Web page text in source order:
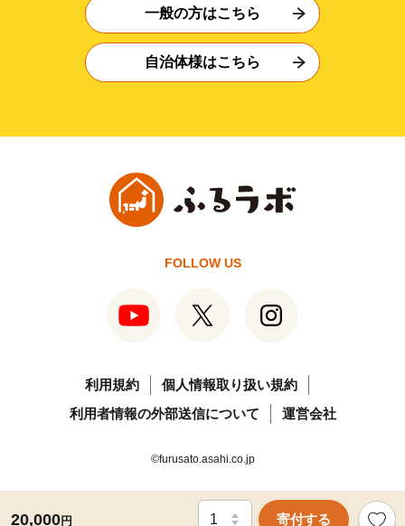
20,000円 寄付する
一般の方はこちら
自治体様はこちら
FOLLOW US
利用規約
個人情報取り扱い規約
利用者情報の外部送信について
運営会社
©furusato.asahi.co.jp